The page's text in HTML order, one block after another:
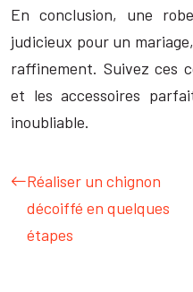
En conclusion, une
judicieux pour un
raffinement. Suivez ces
et les accessoires
inoubliable.
Réaliser un chignon
décoiffé en quelques
étapes